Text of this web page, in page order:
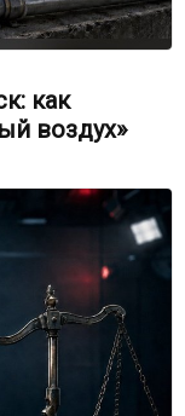
как
воздух»